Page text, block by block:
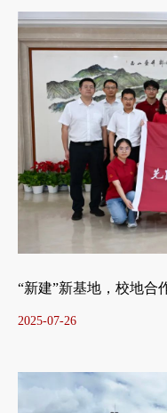
“新建”新基地，校地合
2025-07-26